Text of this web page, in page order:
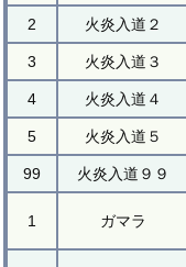
2 火炎入道２
3 火炎入道３
4 火炎入道４
5 火炎入道５
99 火炎入道９９
1 ガマラ